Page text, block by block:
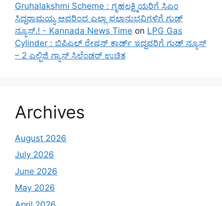
Gruhalakshmi Scheme : ಗೃಹಲಕ್ಷ್ಮಿಯರಿಗೆ ಸಿಎಂ
ಸಿದ್ದರಾಮಯ್ಯ ಅವರಿಂದ ಎಲ್ಲಾ ಫಲಾನುಭವಿಗಳಿಗೆ ಗುಡ್
ನ್ಯೂಸ್.! - Kannada News Time on LPG Gas
Cylinder : ಬಿಪಿಎಲ್ ರೇಷನ್ ಕಾರ್ಡ್ ಇದ್ದವರಿಗೆ ಗುಡ್ ನ್ಯೂಸ್
– 2 ಎಲ್ಪಿಜಿ ಗ್ಯಾಸ್ ಸಿಲೆಂಡರ್ ಉಚಿತ
Archives
August 2026
July 2026
June 2026
May 2026